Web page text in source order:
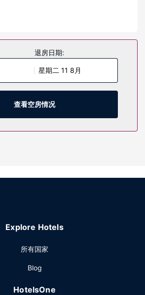
提供液晶电视。提供免费无线网络，方便
数码频道可满足您的娱乐需求。浴室提供
浴用品和吹风机。便利设施包括电话，以
、24 小时健身中心和自行车租赁等众多度
小时商务中心、快速入住和快速退房。
的空间，包括会议中心和14 间会议室。
退房日期:
星期二 11 8月
查看空房情况
Explore Hotels
所有国家
Blog
HotelsOne